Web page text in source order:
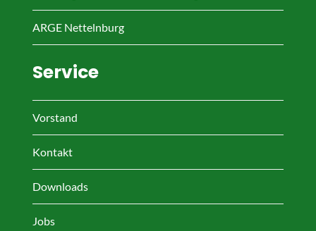
ARGE Nettelnburg
Service
Vorstand
Kontakt
Downloads
Jobs